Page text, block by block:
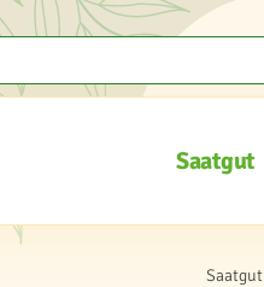
Saatgut
Saatgut